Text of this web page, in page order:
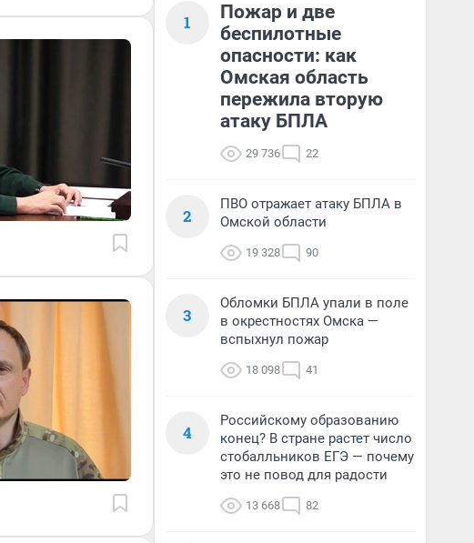
1
Пожар и две
беспилотные
опасности: как
Омская область
пережила вторую
атаку БПЛА
29 736 22
2
ПВО отражает атаку БПЛА в
Омской области
19 328 90
3
Обломки БПЛА упали в поле
в окрестностях Омска —
вспыхнул пожар
18 098 41
4
Российскому образованию
конец? В стране растет число
стобалльников ЕГЭ — почему
это не повод для радости
13 668 82